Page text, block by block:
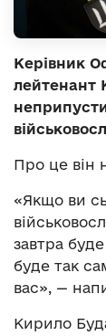
Керівник
лейтенант
Про це він
«Якщо ви
завтра
буде так
вас», —
Кирило